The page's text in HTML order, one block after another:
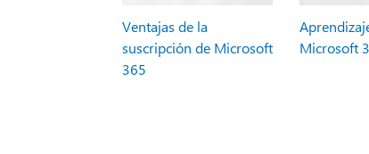
Ventajas de la
suscripción de Microsoft
365
Microsoft